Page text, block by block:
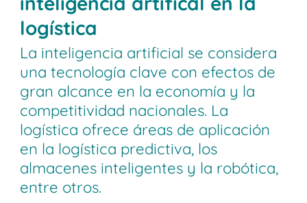
logística
La inteligencia artificial se considera
una tecnología clave con efectos de
gran alcance en la economía y la
competitividad nacionales. La
logística ofrece áreas de aplicación
en la logística predictiva, los
almacenes inteligentes y la robótica,
entre otros.